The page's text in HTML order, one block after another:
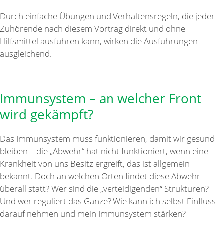
Durch einfache Übungen und Verhaltensregeln, die jeder
Zuhörende nach diesem Vortrag direkt und ohne
Hilfsmittel ausführen kann, wirken die Ausführungen
ausgleichend.
Immunsystem – an welcher Front
wird gekämpft?
Das Immunsystem muss funktionieren, damit wir gesund
bleiben – die „Abwehr“ hat nicht funktioniert, wenn eine
Krankheit von uns Besitz ergreift, das ist allgemein
bekannt. Doch an welchen Orten findet diese Abwehr
überall statt? Wer sind die „verteidigenden“ Strukturen?
Und wer reguliert das Ganze? Wie kann ich selbst Einfluss
darauf nehmen und mein Immunsystem stärken?